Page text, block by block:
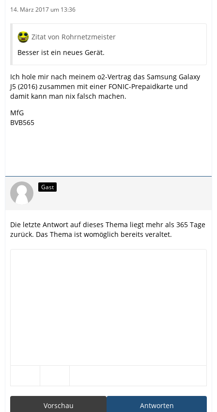
14. März 2017 um 13:36
Zitat von Rohrnetzmeister
Besser ist ein neues Gerät.
Ich hole mir nach meinem o2-Vertrag das Samsung Galaxy
J5 (2016) zusammen mit einer FONIC-Prepaidkarte und
damit kann man nix falsch machen.
MfG
BVB565
Gast
Die letzte Antwort auf dieses Thema liegt mehr als 365 Tage
zurück. Das Thema ist womöglich bereits veraltet.
Antworten
Vorschau